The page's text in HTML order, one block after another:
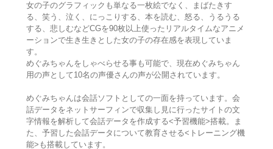
女の子のグラフィックも単なる一枚絵でなく、まばたきす
る、笑う、泣く、にっこりする、本を読む、怒る、うるうる
する、悲しむなどCGを90枚以上使ったリアルタイムなアニメ
ーションで生き生きとした女の子の存在感を表現していま
す。
めぐみちゃんをしゃべらせる事も可能で、現在めぐみちゃん
用の声として10名の声優さんの声が公開されています。
めぐみちゃんは会話ソフトとしての一面を持っています。会
話データをネットサーフィンで収集し見に行ったサイトの文
字情報を解析して会話データを作成する<予習機能>搭載。ま
た、予習した会話データについて教育させる<トレーニング機
能>も搭載しています。